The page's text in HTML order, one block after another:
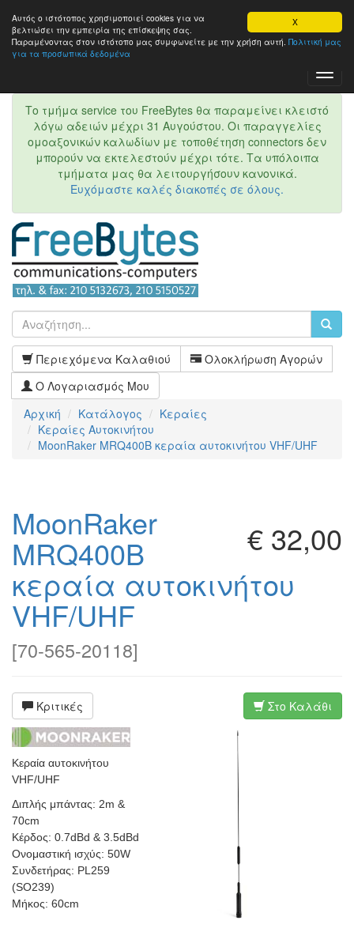
X
Αυτός ο ιστότοπος χρησιμοποιεί cookies για να
βελτιώσει την εμπειρία της επίσκεψης σας.
Παραμένοντας στον ιστότοπo μας συμφωνείτε με την χρήση αυτή. Πολιτική μας
για τα προσωπικά δεδομένα
Το τμήμα service του FreeBytes θα παραμείνει κλειστό
λόγω αδειών μέχρι 31 Αυγούστου. Οι παραγγελίες
ομοαξονικών καλωδίων με τοποθέτηση connectors δεν
μπορούν να εκτελεστούν μέχρι τότε. Τα υπόλοιπα
τμήματα μας θα λειτουργήσουν κανονικά.
Ευχόμαστε καλές διακοπές σε όλους.
Περιεχόμενα Καλαθιού
Ολοκλήρωση Αγορών
Ο Λογαριασμός Μου
Αρχική
Κατάλογος
Κεραίες
Κεραίες Αυτοκινήτου
MoonRaker MRQ400B κεραία αυτοκινήτου VHF/UHF
€ 32,00
MoonRaker
MRQ400B
κεραία αυτοκινήτου
VHF/UHF
[70-565-20118]
Κριτικές Στο Καλάθι
Κεραία αυτοκινήτου
VHF/UHF
Διπλής μπάντας: 2m &
70cm
Κέρδος: 0.7dBd & 3.5dBd
Ονομαστική ισχύς: 50W
Συνδετήρας: PL259
(SO239)
Μήκος: 60cm